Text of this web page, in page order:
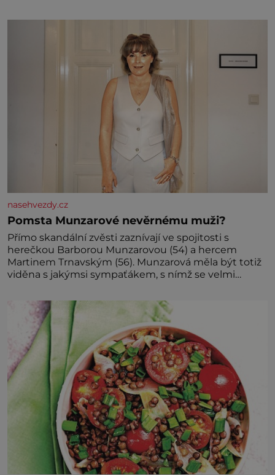
jednoduchost, měkkost a bezpečí, proto by pokoj
nasehvezdy.cz
Pomsta Munzarové nevěrnému muži?
Přímo skandální zvěsti zaznívají ve spojitosti s
herečkou Barborou Munzarovou (54) a hercem
Martinem Trnavským (56). Munzarová měla být totiž
viděna s jakýmsi sympaťákem, s nímž se velmi